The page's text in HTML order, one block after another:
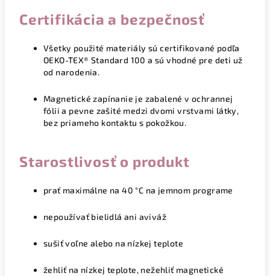
Certifikácia a bezpečnosť
Všetky použité materiály sú certifikované podľa
OEKO-TEX® Standard 100 a sú vhodné pre deti už
od narodenia.
Magnetické zapínanie je zabalené v ochrannej
fólii a pevne zašité medzi dvomi vrstvami látky,
bez priameho kontaktu s pokožkou.
Starostlivosť o produkt
prať maximálne na40 °C na jemnom programe
nepoužívať bielidlá ani aviváž
sušiť voľne alebo na nízkej teplote
žehliť na nízkej teplote, nežehliť magnetické